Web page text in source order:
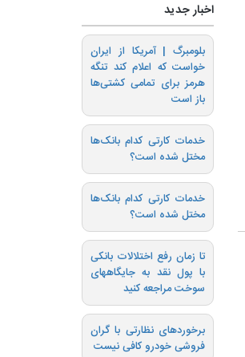
اخبار جدید
بلومبرگ | آمریکا از ایران
خواست که اعلام کند تنگه
هرمز برای تمامی کشتی‌ها
باز است
خدمات کارتی کدام بانک‌ها
مختل شده است؟
خدمات کارتی کدام بانک‌ها
مختل شده است؟
تا زمان رفع اختلالات بانکی
با پول نقد به جایگاههای
سوخت مراجعه کنید
برخوردهای نظارتی با گران
فروشی خودرو کافی نیست